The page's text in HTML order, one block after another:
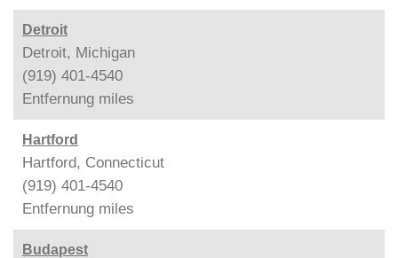
Detroit
Detroit, Michigan
(919) 401-4540
Entfernung miles
Hartford
Hartford, Connecticut
(919) 401-4540
Entfernung miles
Budapest